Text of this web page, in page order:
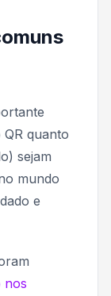
quanto
sejam
mundo
e
nos